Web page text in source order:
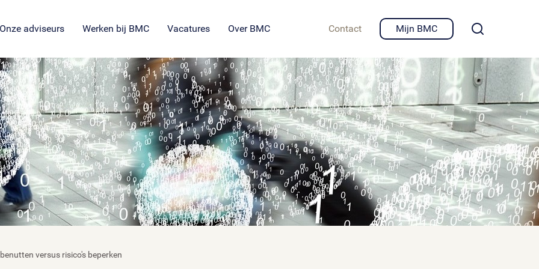
Onze adviseurs Werken bij BMC Vacatures Over BMC
Contact
Mijn BMC
versus risico's beperken